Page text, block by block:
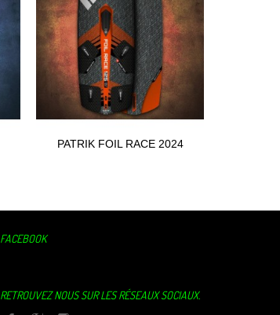
Ajouter au panier
PATRIK FOIL RACE 2024
FACEBOOK
RETROUVEZ NOUS SUR LES RÉSEAUX SOCIAUX.